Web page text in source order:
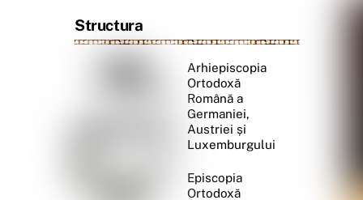
Structura
Arhiepiscopia
Ortodoxă
Română a
Germaniei,
Austriei și
Luxemburgului
Episcopia
Ortodoxă